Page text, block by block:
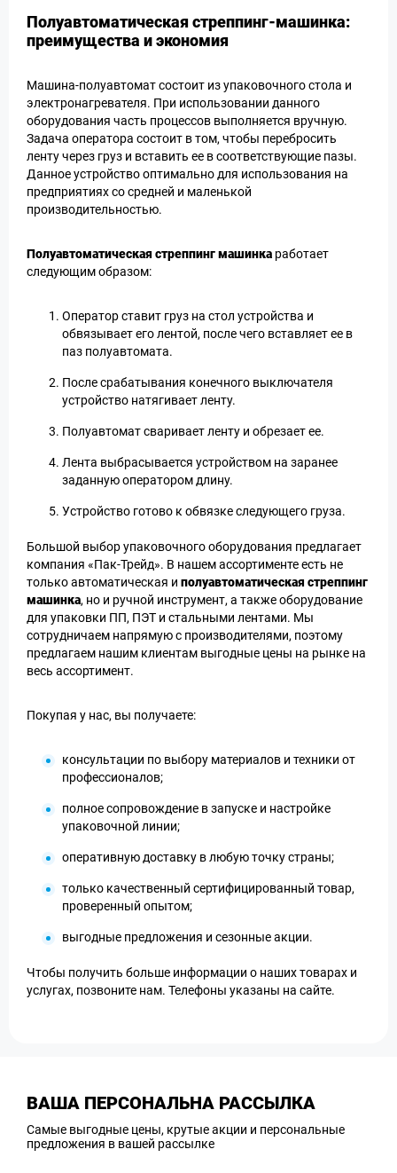
Полуавтоматическая стреппинг-машинка:
преимущества и экономия
Машина-полуавтомат состоит из упаковочного стола и
электронагревателя. При использовании данного
оборудования часть процессов выполняется вручную.
Задача оператора состоит в том, чтобы перебросить
ленту через груз и вставить ее в соответствующие пазы.
Данное устройство оптимально для использования на
предприятиях со средней и маленькой
производительностью.
Полуавтоматическая стреппинг машинка работает
следующим образом:
Оператор ставит груз на стол устройства и
обвязывает его лентой, после чего вставляет ее в
паз полуавтомата.
После срабатывания конечного выключателя
устройство натягивает ленту.
Полуавтомат сваривает ленту и обрезает ее.
Лента выбрасывается устройством на заранее
заданную оператором длину.
Устройство готово к обвязке следующего груза.
Большой выбор упаковочного оборудования предлагает
компания «Пак-Трейд». В нашем ассортименте есть не
только автоматическая и полуавтоматическая стреппинг
машинка, но и ручной инструмент, а также оборудование
для упаковки ПП, ПЭТ и стальными лентами. Мы
сотрудничаем напрямую с производителями, поэтому
предлагаем нашим клиентам выгодные цены на рынке на
весь ассортимент.
Покупая у нас, вы получаете:
консультации по выбору материалов и техники от
профессионалов;
полное сопровождение в запуске и настройке
упаковочной линии;
оперативную доставку в любую точку страны;
только качественный сертифицированный товар,
проверенный опытом;
выгодные предложения и сезонные акции.
Чтобы получить больше информации о наших товарах и
услугах, позвоните нам. Телефоны указаны на сайте.
ВАША ПЕРСОНАЛЬНА РАССЫЛКА
Самые выгодные цены, крутые акции и персональные
предложения в вашей рассылке